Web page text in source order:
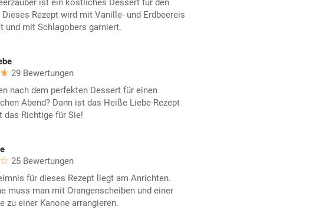
ist ein köstliches Dessert für den
Rezept wird mit Vanille- und Erdbeereis
und mit Schlagobers garniert.
29 Bewertungen
nach dem perfekten Dessert für einen
Abend? Dann ist das Heiße Liebe-Rezept
das Richtige für Sie!
25 Bewertungen
für dieses Rezept liegt am Anrichten.
muss man mit Orangenscheiben und einer
zu einer Kanone arrangieren.